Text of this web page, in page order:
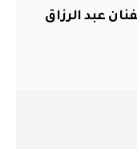
عبد الرزاق